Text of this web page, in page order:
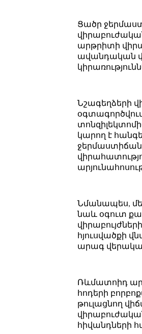
Ցածր
արթրիտի
ավանդական
Նշագեղձերի
կարող է
Նմանապես,
նաև օգուտ
հյուսվածքի
արագ
Ռևմատոիդ
հոդերի
թուլացնող
հիվանդների